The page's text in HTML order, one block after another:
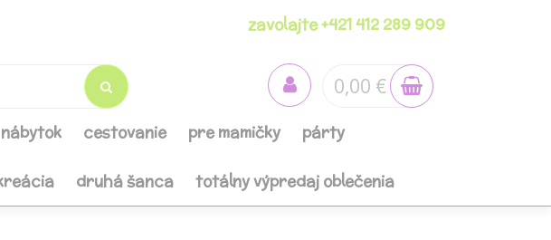
zavolajte +421 412 289 909
0,00 €
nábytok cestovanie pre mamičky párty
druhá šanca totálny výpredaj oblečenia